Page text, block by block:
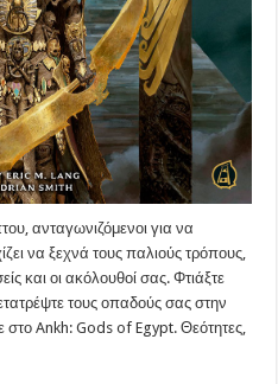
ανταγωνιζόμενοι για να
να ξεχνά τους παλιούς τρόπους,
και οι ακόλουθοί σας. Φτιάξτε
τους οπαδούς σας στην
Ankh: Gods of Egypt. Θεότητες,